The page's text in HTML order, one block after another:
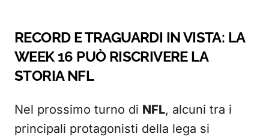
RECORD E TRAGUARDI IN VISTA: LA
WEEK 16 PUÒ RISCRIVERE LA
STORIA NFL
Nel prossimo turno di NFL, alcuni tra i
principali protagonisti della lega si